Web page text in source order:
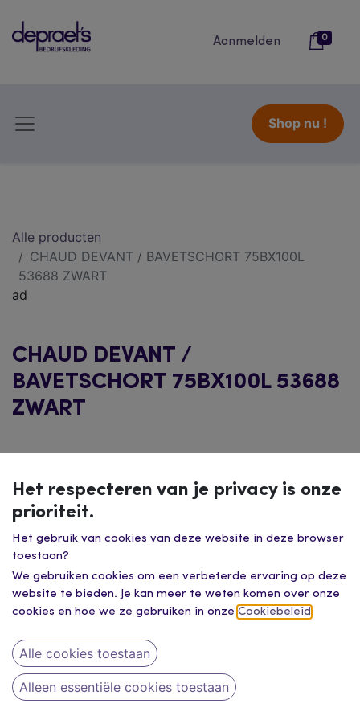
Aanmelden 0
Shop nu !
Alle producten
CHAUD DEVANT / BAVETSCHORT 75BX100L
53688 ZWART
ad
CHAUD DEVANT /
BAVETSCHORT 75BX100L 53688
ZWART
Het respecteren van je privacy is onze
prioriteit.
Het gebruik van cookies van deze website in deze browser
toestaan?
We gebruiken cookies om een verbeterde ervaring op deze
website te bieden. Je kan meer te weten komen over onze
cookies en hoe we ze gebruiken in onze Cookiebeleid
Alle cookies toestaan
Alleen essentiële cookies toestaan